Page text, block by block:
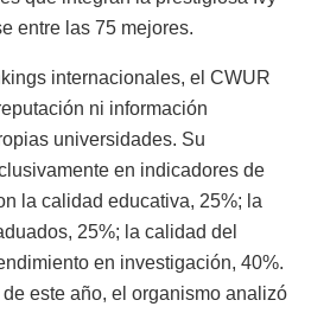
entre las 75 mejores.
internacionales, el CWUR
ni información
universidades. Su
en indicadores de
la calidad educativa, 25%; la
25%; la calidad del
en investigación, 40%.
este año, el organismo analizó